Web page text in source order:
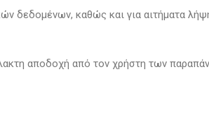
δεδομένων, καθώς και για αιτήματα
αποδοχή από τον χρήστη των